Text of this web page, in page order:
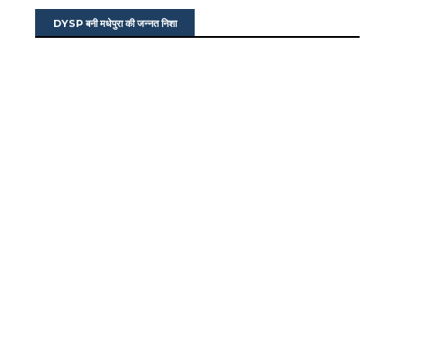
DYSP बनी मधेपुरा की जन्नत निशा